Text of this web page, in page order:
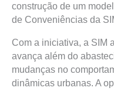
construção de um
de Conveniências da
Com a iniciativa, a SIM
avança além do
mudanças no
dinâmicas urbanas. A